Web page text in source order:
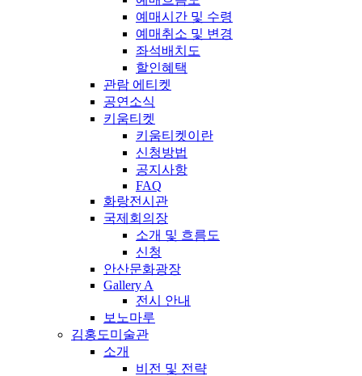
예매시간 및 수령
예매취소 및 변경
좌석배치도
할인혜택
관람 에티켓
공연소식
키움티켓
키움티켓이란
신청방법
공지사항
FAQ
화랑전시관
국제회의장
소개 및 흐름도
신청
안산문화광장
Gallery A
전시 안내
보노마루
김홍도미술관
소개
비전 및 전략